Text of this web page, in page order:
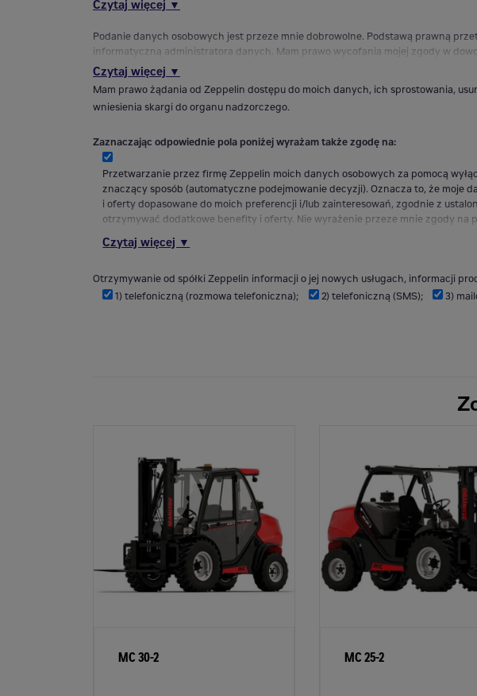
wiadomości biznesowych i zaproszeń na imprezy organizowane przez Zeppelin,
Czytaj więcej ▼
Podanie danych osobowych jest przeze mnie dobrowolne. Podstawą prawną
informatyczną administratora danych. Mam prawo wycofania mojej zgody w
Czytaj więcej ▼
Mam prawo żądania od Zeppelin dostępu do moich danych, ich sprostowania,
wniesienia skargi do organu nadzorczego.
Zaznaczając odpowiednie pola poniżej wyrażam także zgodę na:
Przetwarzanie przez firmę Zeppelin moich danych osobowych za pomocą
znaczący sposób (automatyczne podejmowanie decyzji). Oznacza to, że moje
i oferty dopasowane do moich preferencji i/lub zainteresowań, zgodnie z
otrzymywać dodatkowe benefity i oferty. Nie wyrażenie przeze mnie zgody na
Czytaj więcej ▼
Otrzymywanie od spółki Zeppelin informacji o jej nowych usługach, informacji
1) telefoniczną (rozmowa telefoniczna);
2) telefoniczną (SMS); 3)
MC 30-2 MC 25-2